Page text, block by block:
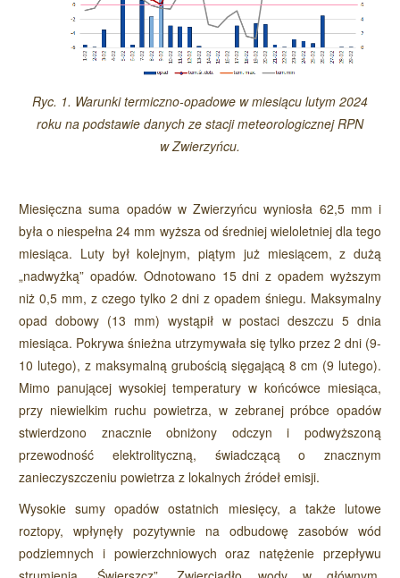
Ryc. 1. Warunki termiczno-opadowe w miesiącu lutym 2024
roku na podstawie danych ze stacji meteorologicznej RPN
w Zwierzyńcu.
Miesięczna suma opadów w Zwierzyńcu wyniosła 62,5 mm i
była o niespełna 24 mm wyższa od średniej wieloletniej dla tego
miesiąca. Luty był kolejnym, piątym już miesiącem, z dużą
„nadwyżką” opadów. Odnotowano 15 dni z opadem wyższym
niż 0,5 mm, z czego tylko 2 dni z opadem śniegu. Maksymalny
opad dobowy (13 mm) wystąpił w postaci deszczu 5 dnia
miesiąca. Pokrywa śnieżna utrzymywała się tylko przez 2 dni (9-
10 lutego), z maksymalną grubością sięgającą 8 cm (9 lutego).
Mimo panującej wysokiej temperatury w końcówce miesiąca,
przy niewielkim ruchu powietrza, w zebranej próbce opadów
stwierdzono znacznie obniżony odczyn i podwyższoną
przewodność elektrolityczną, świadczącą o znacznym
zanieczyszczeniu powietrza z lokalnych źródeł emisji.
Wysokie sumy opadów ostatnich miesięcy, a także lutowe
roztopy, wpłynęły pozytywnie na odbudowę zasobów wód
podziemnych i powierzchniowych oraz natężenie przepływu